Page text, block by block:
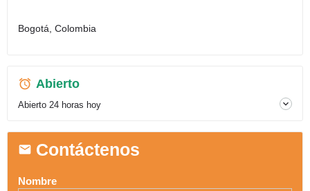
Bogotá, Colombia
Abierto
Abierto 24 horas hoy
Contáctenos
Nombre